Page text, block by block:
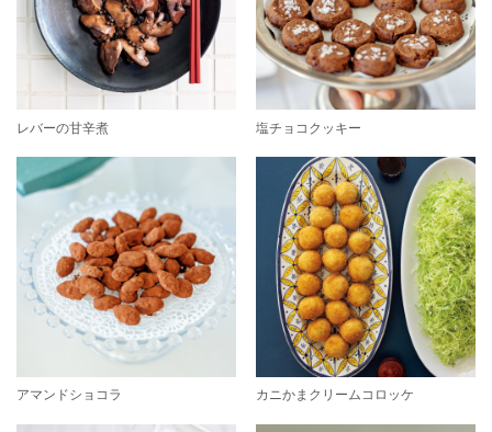
レバーの甘辛煮 塩チョコクッキー
アマンドショコラ カニかまクリームコロッケ